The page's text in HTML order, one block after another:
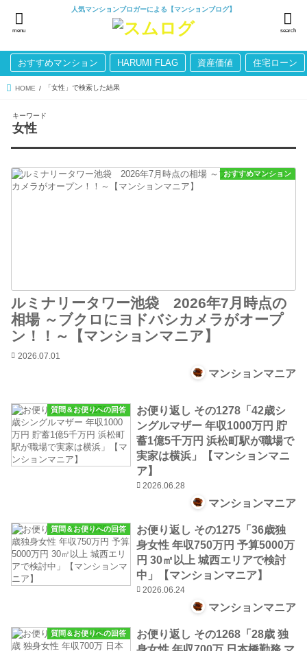
人気マンションブロガーによる【マンションブログ】
search
menu
おすすめマンション HARUMI FLAG 資産価値 住宅ローン
HOME 「女性」で検索した結果
キーワード
女性
おすすめマンション
ルミナリータワー池袋 2026年7月時点の
相場 ～ブクロにヨドバシカメラがオープ
ン！！～【マンションマニア】
2026.07.01
マンションマニア
質問＆お便りへの回答
お便り返し その1278「42歳シ
ングルマザー 年収1000万円 貯
蓄1億5千万円 浜松町駅が職場で
実家は横浜」【マンションマニ
ア】
2026.06.28
マンションマニア
質問＆お便りへの回答
お便り返し その1275「36歳独
身女性 年収750万円 予算5000万
円 30㎡以上 城西エリアで検討
中」【マンションマニア】
2026.06.24
マンションマニア
質問＆お便りへの回答
お便り返し その1268「28歳 独